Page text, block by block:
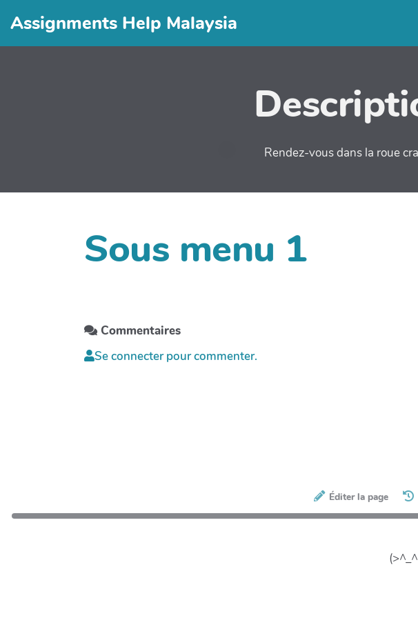
Assignments Help Malaysia
Rendez-vous dans la roue
Sous menu 1
Commentaires
Se connecter pour commenter.
Éditer la page